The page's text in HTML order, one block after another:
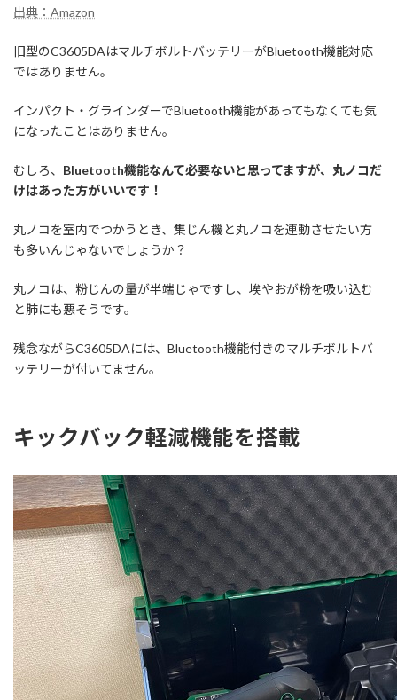
出典：Amazon
旧型のC3605DAはマルチボルトバッテリーがBluetooth機能対応
ではありません。
インパクト・グラインダーでBluetooth機能があってもなくても気
になったことはありません。
むしろ、 Bluetooth機能なんて必要ないと思ってますが、丸ノコだ
けはあった方がいいです！
丸ノコを室内でつかうとき、集じん機と丸ノコを連動させたい方
も多いんじゃないでしょうか？
丸ノコは、粉じんの量が半端じゃですし、埃やおが粉を吸い込む
と肺にも悪そうです。
残念ながらC3605DAには、Bluetooth機能付きのマルチボルトバ
ッテリーが付いてません。
キックバック軽減機能を搭載